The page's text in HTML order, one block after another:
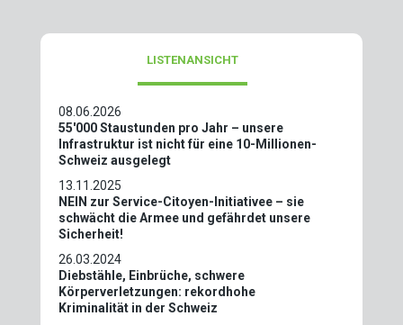
LISTENANSICHT
08.06.2026
55'000 Staustunden pro Jahr – unsere
Infrastruktur ist nicht für eine 10-Millionen-
Schweiz ausgelegt
13.11.2025
NEIN zur Service-Citoyen-Initiativee – sie
schwächt die Armee und gefährdet unsere
Sicherheit!
26.03.2024
Diebstähle, Einbrüche, schwere
Körperverletzungen: rekordhohe
Kriminalität in der Schweiz